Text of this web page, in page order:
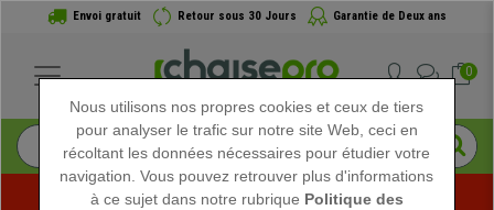
Envoi gratuit Retour sous 30 Jours Garantie de Deux ans
0
Nous utilisons nos propres cookies et ceux de tiers
pour analyser le trafic sur notre site Web, ceci en
récoltant les données nécessaires pour étudier votre
navigation. Vous pouvez retrouver plus d'informations
à ce sujet dans notre rubrique Politique des